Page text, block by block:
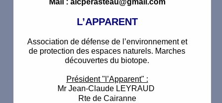
Mail : alcperasteau@gmail.com
L’APPARENT
Association de défense de l’environnement et
de protection des espaces naturels. Marches
découvertes du biotope.
Président "l’Apparent" :
Mr Jean-Claude LEYRAUD
Rte de Cairanne